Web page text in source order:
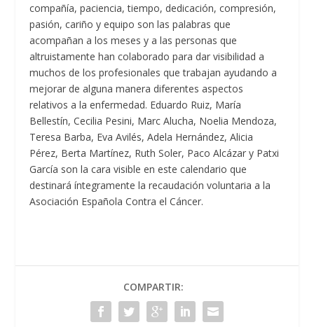
compañía, paciencia, tiempo, dedicación, compresión,
pasión, cariño y equipo son las palabras que
acompañan a los meses y a las personas que
altruistamente han colaborado para dar visibilidad a
muchos de los profesionales que trabajan ayudando a
mejorar de alguna manera diferentes aspectos
relativos a la enfermedad. Eduardo Ruiz, María
Bellestín, Cecilia Pesini, Marc Alucha, Noelia Mendoza,
Teresa Barba, Eva Avilés, Adela Hernández, Alicia
Pérez, Berta Martínez, Ruth Soler, Paco Alcázar y Patxi
García son la cara visible en este calendario que
destinará íntegramente la recaudación voluntaria a la
Asociación Española Contra el Cáncer.
COMPARTIR: